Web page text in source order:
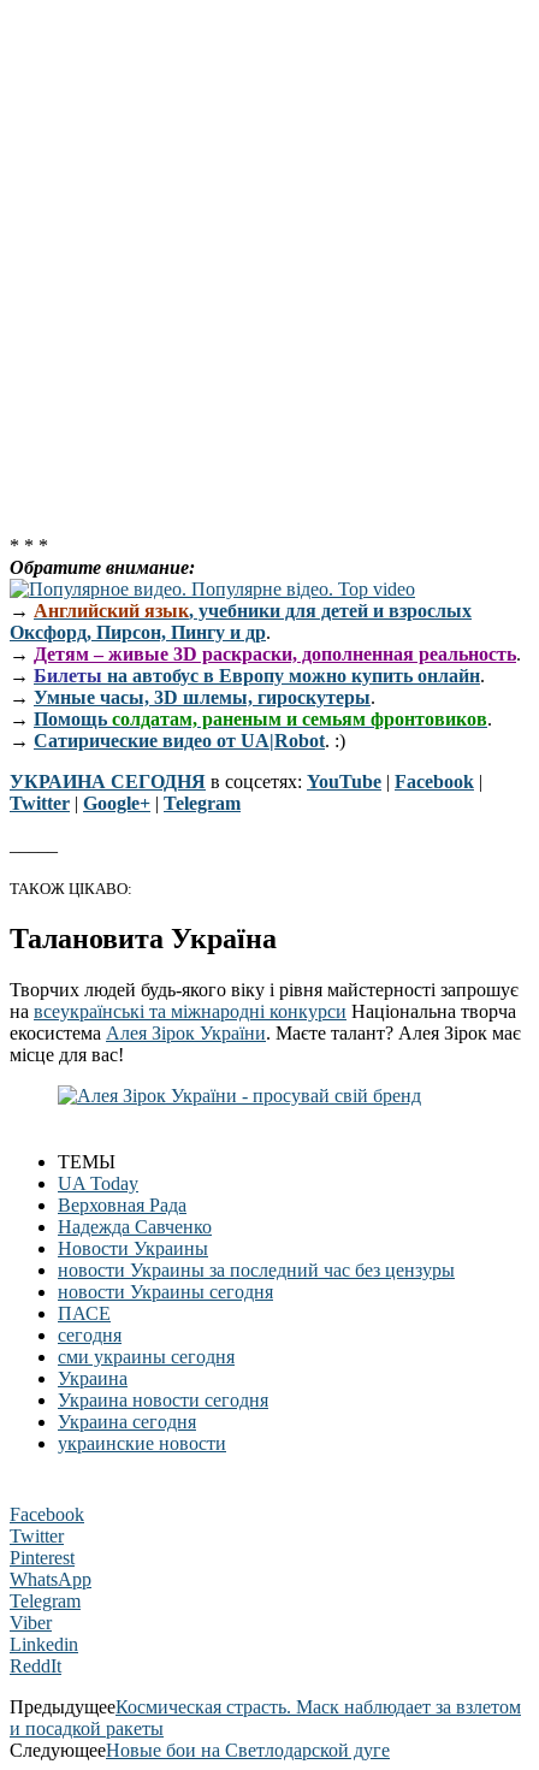
* * *
Обратите внимание:
→ Английский язык, учебники для детей и взрослых
Оксфорд, Пирсон, Пингу и др.
→ Детям – живые 3D раскраски, дополненная реальность.
→ Билеты на автобус в Европу можно купить онлайн.
→ Умные часы, 3D шлемы, гироскутеры.
→ Помощь солдатам, раненым и семьям фронтовиков.
→ Сатирические видео от UA|Robot. :)
УКРАИНА СЕГОДНЯ в соцсетях: YouTube | Facebook |
Twitter | Google+ | Telegram
ТАКОЖ ЦІКАВО:
Талановита Україна
Творчих людей будь-якого віку і рівня майстерності запрошує
на всеукраїнські та міжнародні конкурси Національна творча
екосистема Алея Зірок України. Маєте талант? Алея Зірок має
місце для вас!
ТЕМЫ
UA Today
Верховная Рада
Надежда Савченко
Новости Украины
новости Украины за последний час без цензуры
новости Украины сегодня
ПАСЕ
сегодня
сми украины сегодня
Украина
Украина новости сегодня
Украина сегодня
украинские новости
Facebook
Twitter
Pinterest
WhatsApp
Telegram
Viber
Linkedin
ReddIt
ПредыдущееКосмическая страсть. Маск наблюдает за взлетом
и посадкой ракеты
СледующееНовые бои на Светлодарской дуге